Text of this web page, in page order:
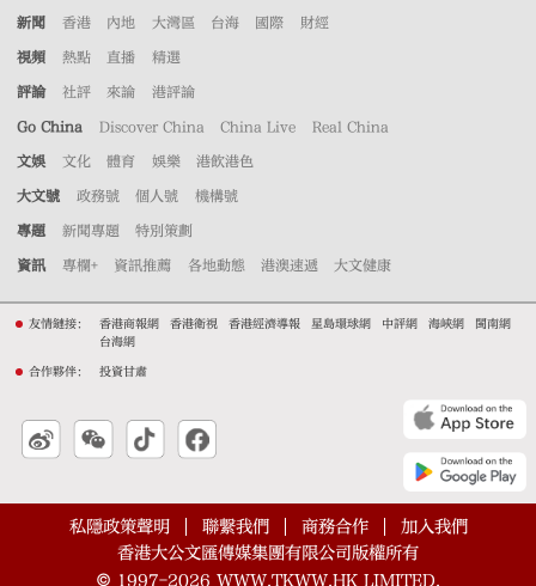
新聞 香港 內地 大灣區 台海 國際 財經
視頻 熱點 直播 精選
評論 社評 來論 港評論
Go China Discover China China Live Real China
文娛 文化 體育 娛樂 港飲港色
大文號 政務號 個人號 機構號
專題 新聞專題 特別策劃
資訊 專欄+ 資訊推薦 各地動態 港澳速遞 大文健康
友情鏈接： 香港商報網 香港衛視 香港經濟導報 星島環球網 中評網 海峽網
閩南網
台海網
合作夥伴： 投資甘肅
私隱政策聲明 聯繫我們 商務合作
加入我們
香港大公文匯傳媒集團有限公司版權所有
© 1997-2026 WWW.TKWW.HK LIMITED.